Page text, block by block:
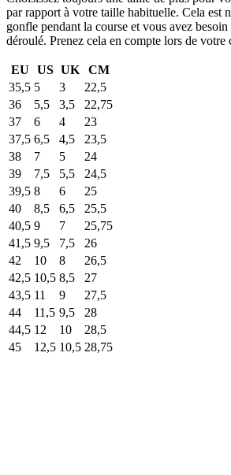
par rapport à votre taille habituelle. Cela est
gonfle pendant la course et vous avez besoin
déroulé. Prenez cela en compte lors de votre
EU US UK
CM
35,5 5 3
22,5
36
5,5 3,5
22,75
37
6 4
23
37,5 6,5 4,5
23,5
38
7 5
24
39
7,5 5,5
24,5
39,5 8 6
25
40
8,5 6,5
25,5
40,5 9 7
25,75
41,5 9,5 7,5
26
42
10 8
26,5
42,5 10,5 8,5
27
43,5 11 9
27,5
44
11,5 9,5
28
44,5 12 10
28,5
45
12,5 10,5 28,75